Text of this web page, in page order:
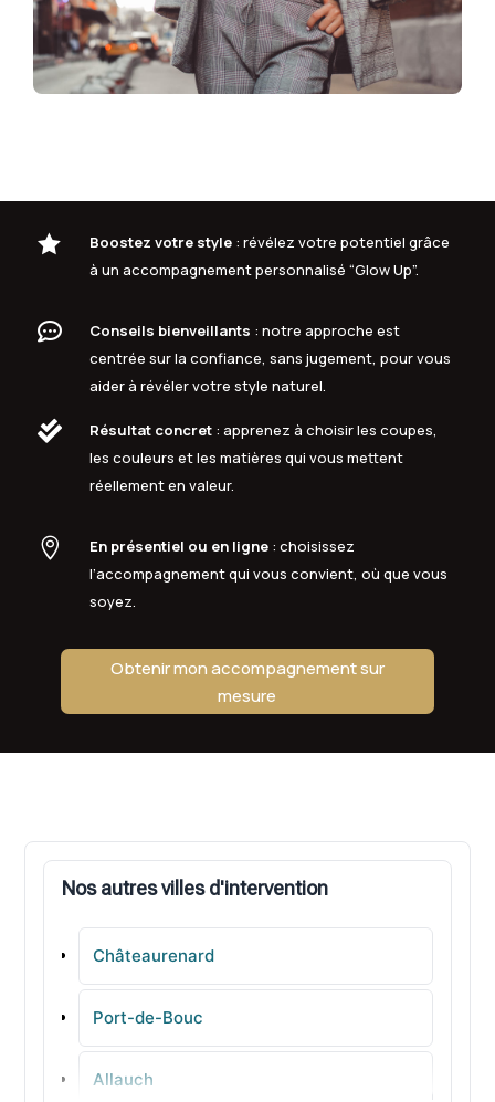
 Boostez votre style: révélez votre potentiel grâce
à un accompagnement personnalisé “Glow Up”.
 Conseils bienveillants : notre approche est
centrée sur la confiance, sans jugement, pour vous
aider à révéler votre style naturel.
 Résultat concret: apprenez à choisir les coupes,
les couleurs et les matières qui vous mettent
réellement en valeur.
 En présentiel ou en ligne: choisissez
l’accompagnement qui vous convient, où que vous
soyez.
Obtenir mon accompagnement sur
mesure
Nos autres villes d'intervention
Châteaurenard
Port-de-Bouc
Allauch